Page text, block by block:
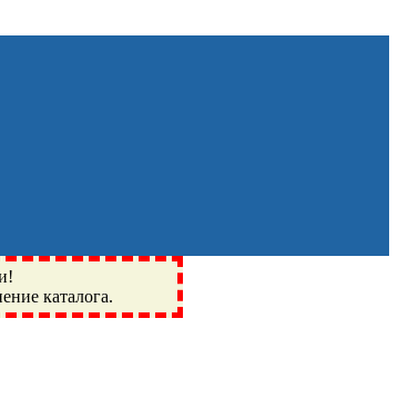
каталога.
подшипники, пневматика, метизы,
РФ, BMZ, ХАРП, CX, РОЛТОМ, APZ, FBJ, KYK,